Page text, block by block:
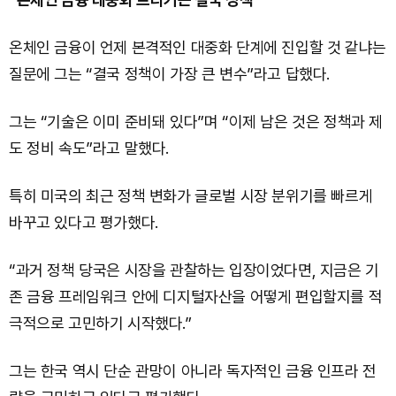
온체인 금융이 언제 본격적인 대중화 단계에 진입할 것 같냐는
질문에 그는 “결국 정책이 가장 큰 변수”라고 답했다.
그는 “기술은 이미 준비돼 있다”며 “이제 남은 것은 정책과 제
도 정비 속도”라고 말했다.
특히 미국의 최근 정책 변화가 글로벌 시장 분위기를 빠르게
바꾸고 있다고 평가했다.
“과거 정책 당국은 시장을 관찰하는 입장이었다면, 지금은 기
존 금융 프레임워크 안에 디지털자산을 어떻게 편입할지를 적
극적으로 고민하기 시작했다.”
그는 한국 역시 단순 관망이 아니라 독자적인 금융 인프라 전